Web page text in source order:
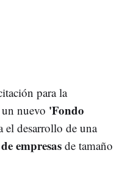
para la
nuevo 'Fondo
desarrollo de una
empresas de tamaño